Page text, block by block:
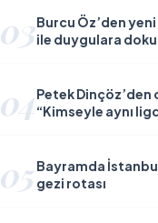
03Burcu Öz’den yeni
ile duygulara
04Petek Dinçöz’den
“Kimseyle aynı
05 Bayramda
gezi rotası